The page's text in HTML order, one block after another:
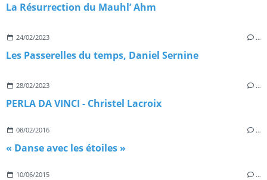
La Résurrection du Mauhl’ Ahm
24/02/2023 …
Les Passerelles du temps, Daniel Sernine
28/02/2023 …
PERLA DA VINCI - Christel Lacroix
08/02/2016 …
« Danse avec les étoiles »
10/06/2015 …